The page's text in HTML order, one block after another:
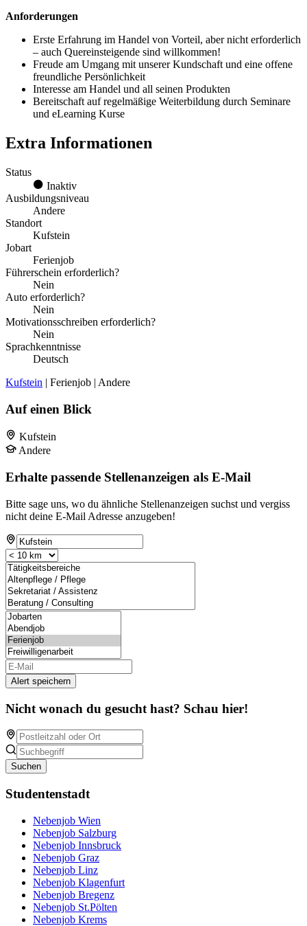
Anforderungen
Erste Erfahrung im Handel von Vorteil, aber nicht erforderlich
– auch Quereinsteigende sind willkommen!
Freude am Umgang mit unserer Kundschaft und eine offene
freundliche Persönlichkeit
Interesse am Handel und all seinen Produkten
Bereitschaft auf regelmäßige Weiterbildung durch Seminare
und eLearning Kurse
Extra Informationen
Status
Inaktiv
Ausbildungsniveau
Andere
Standort
Kufstein
Jobart
Ferienjob
Führerschein erforderlich?
Nein
Auto erforderlich?
Nein
Motivationsschreiben erforderlich?
Nein
Sprachkenntnisse
Deutsch
Kufstein | Ferienjob | Andere
Auf einen Blick
Kufstein
Andere
Erhalte passende Stellenanzeigen als E-Mail
Bitte sage uns, wo du ähnliche Stellenanzeigen suchst und vergiss
nicht deine E-Mail Adresse anzugeben!
Alert speichern
Nicht wonach du gesucht hast? Schau hier!
Suchen
Studentenstadt
Nebenjob Wien
Nebenjob Salzburg
Nebenjob Innsbruck
Nebenjob Graz
Nebenjob Linz
Nebenjob Klagenfurt
Nebenjob Bregenz
Nebenjob St.Pölten
Nebenjob Krems